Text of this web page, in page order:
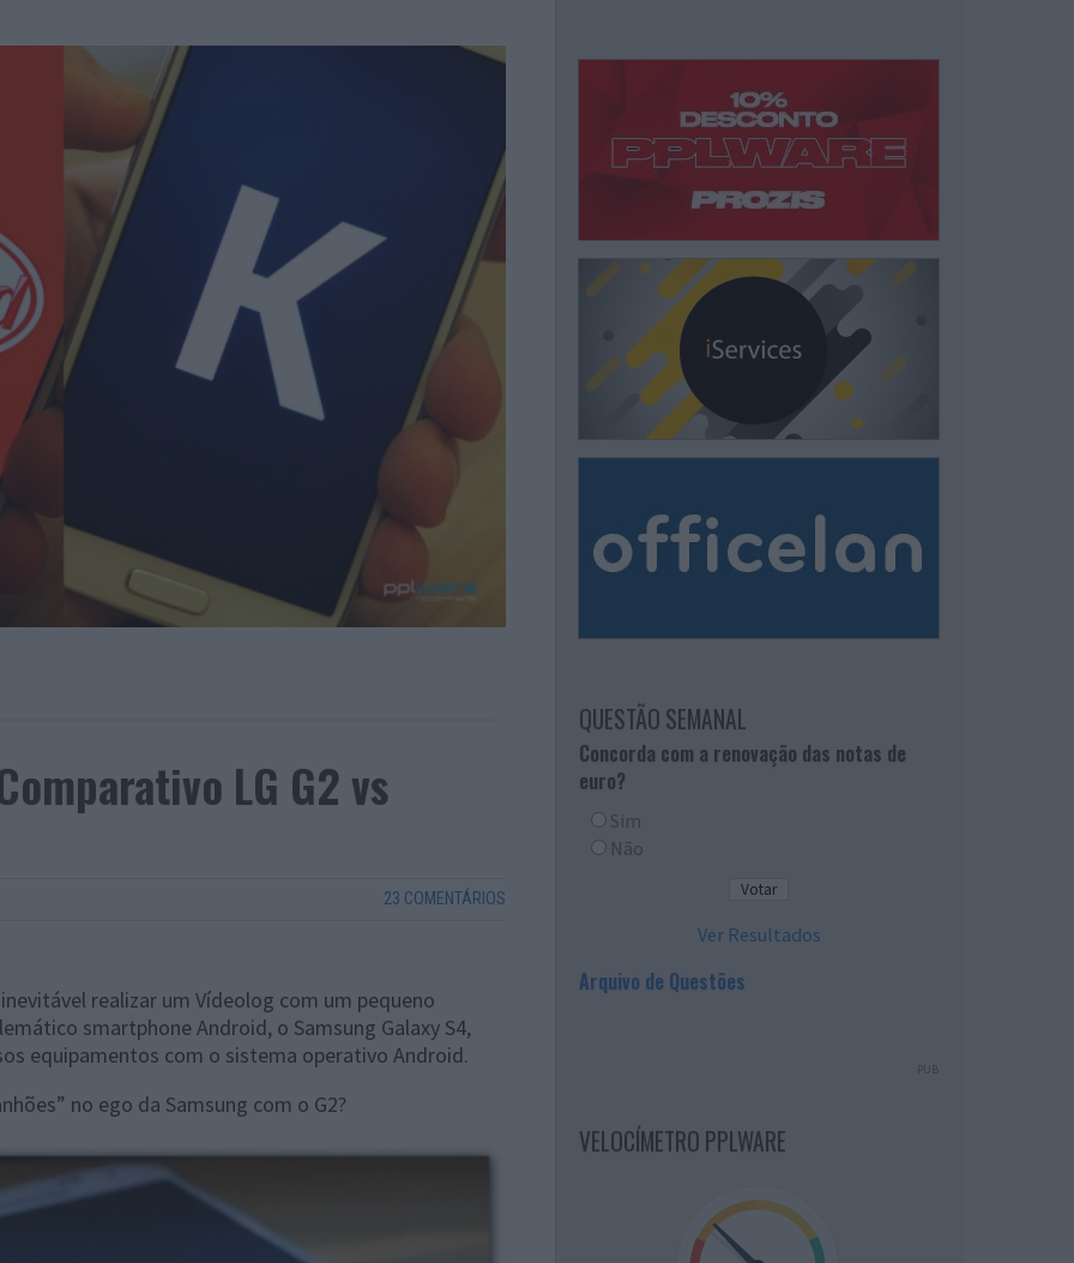
LG G2 vs
23 COMENTÁRIOS
realizar um Vídeolog com um pequeno
smartphone Android, o Samsung Galaxy S4,
equipamentos com o sistema operativo Android.
no ego da Samsung com o G2?
QUESTÃO SEMANAL
Concorda com a renovação das notas de
euro?
Sim
Não
Ver Resultados
Arquivo de Questões
PUB
VELOCÍMETRO PPLWARE